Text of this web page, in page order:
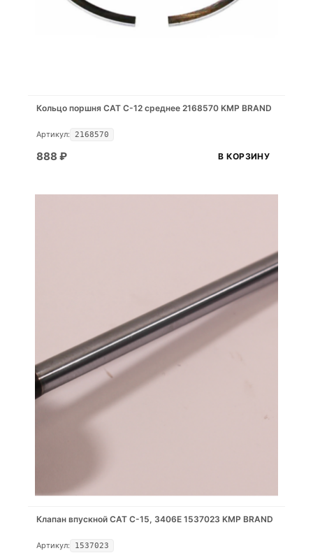
Кольцо поршня CAT C-12 среднее 2168570 KMP BRAND
Артикул: 2168570
888 ₽ В КОРЗИНУ
Клапан впускной CAT C-15, 3406E 1537023 KMP BRAND
Артикул: 1537023